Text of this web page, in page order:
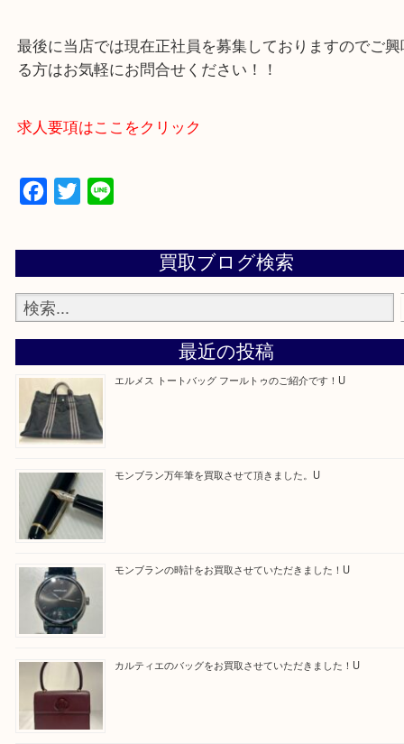
買取専門店 大吉 アル・プラザ京田辺店にお願いし
た。と思ってもらえるよう一点一点を丁寧に査定
だきます。
最後に当店では現在正社員を募集しておりますので
る方はお気軽にお問合せください！！
求人要項はここをクリック
Facebook
Twitter
Line